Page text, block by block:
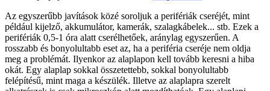
Az egyszerűbb javítások közé soroljuk a perifériák cseréjét, mint
például kijelző, akkumulátor, kamerák, szalagkábelek... stb. Ezek a
perifériák 0,5-1 óra alatt cserélhetőek, aránylag egyszerűen. A
rosszabb és bonyolultabb eset az, ha a periféria cseréje nem oldja
meg a problémát. Ilyenkor az alaplapon kell tovább keresni a hiba
okát. Egy alaplap sokkal összetettebb, sokkal bonyolultabb
felépítésű, mint maga a készülék. Illetve az alaplapra szerelt